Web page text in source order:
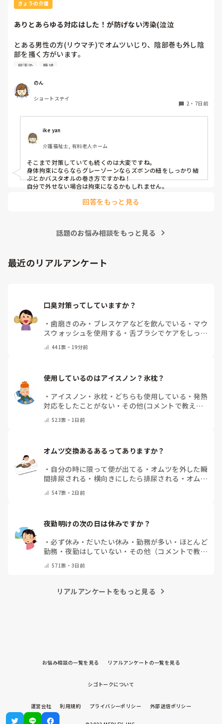
で！！と決まってます。下手すると、同乗者の全員の利用報酬
のケアマネにも報告、家族にも報告で正直めんどくさい事にな
すが。
パッと見て、パッと確認できる、程度なら見ます。
になりますよね。
一緒に家を探すは、流石に無理です。無いことを報告して、ス
ルーするか、持ってきてもらう。位じゃないかな？無かった時
そうなる可能性が高いのであれば、一式ここに置いてますの
で、取っていって下さい。と言われる方が助かります。例え
ば、義母が届かない靴棚の上とか、裏の倉庫とか？
予備置いてる。でも良いかも知れませんが。
利用者の家に予定外の５分滞在しただけで、後ろの迎えに行く
きょうの介護
ありとあらゆる対応はした！が防げない汚染(泣泣
とある男性の方(リウマチ)でオムツいじり、陰部巻も外し陰
部を搔く方がいます。
特に夜間帯が多くよく尿汚染し布団、衣類、ラバー全て交換
ミトンはできません。
両手の甲に皮下出血があり皮膚がものすごく弱いです。
色々試しました。
介護服を試そうと意見がありましたが伸びない素材しかない
ので服を着てる最中に剥離の恐れで出来ないです。
何をしてもいじります。
対処法はもうないでしょうか？
尿汚染 職場
のん
ショートステイ
2 ・ 7日前
ike yan
介護福祉士, 有料老人ホーム
そこまで対策していても続くのは大変ですね。
身体拘束にならならグレーゾーンならズボンの紐をしっかり結
ぶとかバスタオルの巻き方ですかね！
自分で外せない場合は拘束になるかもしれません。
回答をもっと見る
話題のお悩み相談をもっと見る
最近のリアルアンケート
口臭対策ってしていますか？
・歯磨きのみ ・ ブレスケアなどを飲んでいる ・ マウ
スウォッシュを使用する ・ 舌ブラシでケアをしっか
いない・その他（コメントで教えてください）
441票・ 19分前
使用しているのはアイスノン？氷枕？
・ アイスノン ・ 氷枕 ・ どちらも使用している ・ 発熱
対応をしたことがない ・ その他(コメントで教えて
523票・ 1日前
オムツ交換あるあるってありますか？
・ 自分の時に限って便が出てる ・ オムツを外した瞬
間排尿される ・ 横向きにしたら排尿される ・ オムツ
まっていると快感
547票・ 2日前
夜勤明けの次の日は休みですか？
・必ず休み・ だいたい休み ・勤務が多い ・ ほとんど
勤務 ・ 夜勤はしていない ・ その他（コメントで教え
571票・3日前
リアルアンケートをもっと見る
お悩み相談の一覧を見る リアルアンケートの一覧を見る
シゴトークについて
運営会社 利用規約 プライバシーポリシー 外部送信ポリシー